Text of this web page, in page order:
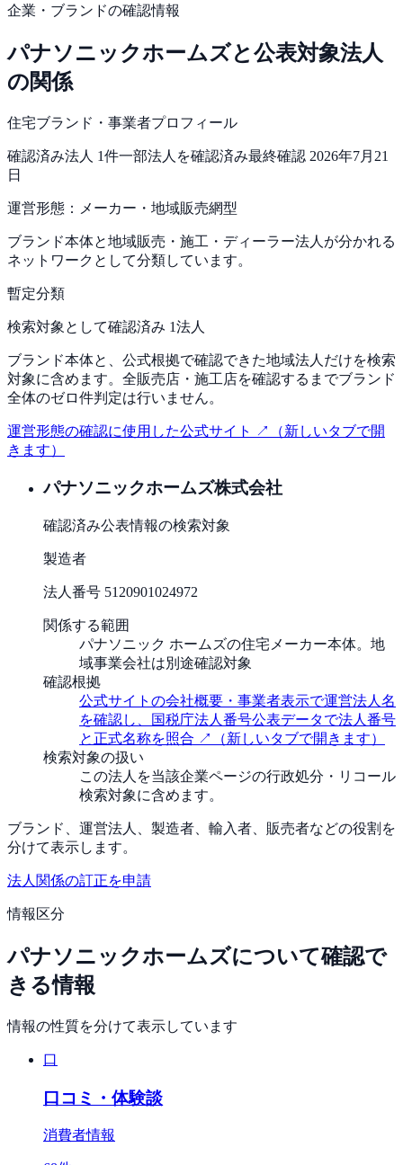
企業・ブランドの確認情報
パナソニックホームズと公表対象法人
の関係
住宅ブランド・事業者プロフィール
確認済み法人 1件一部法人を確認済み最終確認 2026年7月21
日
運営形態： メーカー・地域販売網型
ブランド本体と地域販売・施工・ディーラー法人が分かれる
ネットワークとして分類しています。
暫定分類
検索対象として確認済み 1法人
ブランド本体と、公式根拠で確認できた地域法人だけを検索
対象に含めます。全販売店・施工店を確認するまでブランド
全体のゼロ件判定は行いません。
運営形態の確認に使用した公式サイト ↗
（新しいタブで開
きます）
パナソニックホームズ株式会社
確認済み公表情報の検索対象
製造者
法人番号 5120901024972
関係する範囲
パナソニック ホームズの住宅メーカー本体。地
域事業会社は別途確認対象
確認根拠
公式サイトの会社概要・事業者表示で運営法人名
を確認し、国税庁法人番号公表データで法人番号
と正式名称を照合 ↗
（新しいタブで開きます）
検索対象の扱い
この法人を当該企業ページの行政処分・リコール
検索対象に含めます。
ブランド、運営法人、製造者、輸入者、販売者などの役割を
分けて表示します。
法人関係の訂正を申請
情報区分
パナソニックホームズについて確認で
きる情報
情報の性質を分けて表示しています
口
口コミ・体験談
消費者情報